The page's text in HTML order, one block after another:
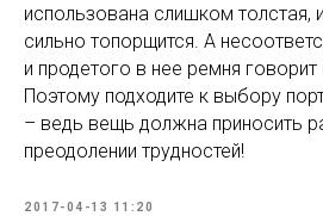
использована слишком толстая,
сильно топорщится. А
и продетого в нее ремня
Поэтому подходите к выбору
– ведь вещь должна приносить
преодолении трудностей!
2017-04-13 11:20